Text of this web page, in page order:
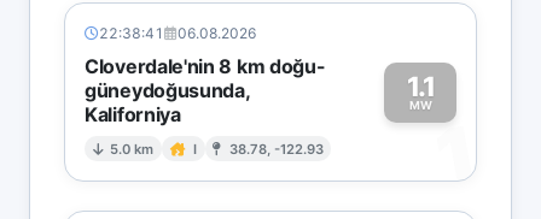
22:38:41 06.08.2026
Cloverdale'nin 8 km doğu-
güneydoğusunda,
Kaliforniya
5.0 km I 38.78, -122.93
1.1
MW
1